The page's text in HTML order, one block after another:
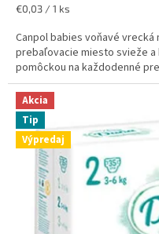
Jednotková
€0,03 / 1 ks
Canpol babies voňavé vrecká
prebaľovacie miesto svieže a
pomôckou na každodenné
Akcia
Tip
Výpredaj